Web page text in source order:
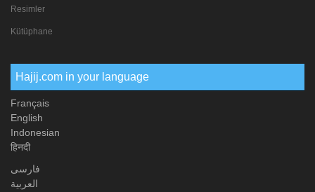
Resimler
Kütüphane
Hajij.com in your language
Français
English
Indonesian
हिनदी
فارسی
العربیة